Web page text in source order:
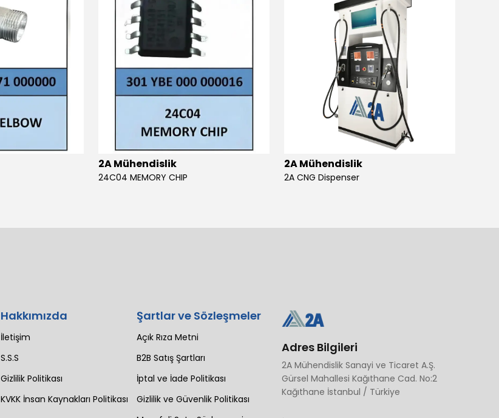
2A Mühendislik
24C04 MEMORY CHIP
2A Mühendislik
2A CNG Dispenser
Hakkımızda
İletişim
S.S.S
Gizlilik Politikası
KVKK İnsan Kaynakları Politikası
Şartlar ve Sözleşmeler
Açık Rıza Metni
B2B Satış Şartları
İptal ve İade Politikası
Gizlilik ve Güvenlik Politikası
Adres Bilgileri
2A Mühendislik Sanayi ve Ticaret A.Ş.
Gürsel Mahallesi Kağıthane Cad. No:2
Kağıthane İstanbul / Türkiye